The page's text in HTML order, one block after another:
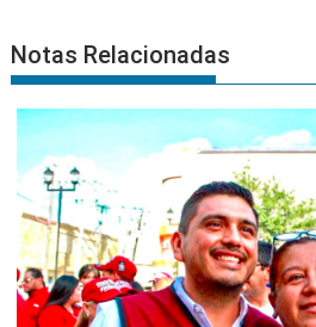
Notas Relacionadas